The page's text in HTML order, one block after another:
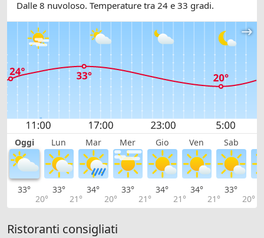
Dalle 8 nuvoloso. Temperature tra 24 e 33 gradi.
Oggi Lun Mar Mer Gio Ven Sab
33°
20°
33°
21°
34°
20°
33°
21°
34°
21°
34°
21°
33°
20°
Ristoranti consigliati